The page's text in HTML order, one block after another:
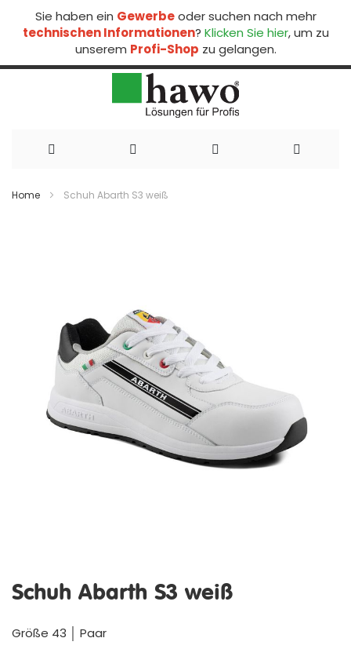
Sie haben ein Gewerbeoder suchen nach mehr
technischen Informationen? Klicken Sie hier, um zu
unserem Profi-Shop zu gelangen.
zum
Home Schuh Abarth S3 weiß
der
Schuh Abarth S3 weiß
Größe 43 │ Paar